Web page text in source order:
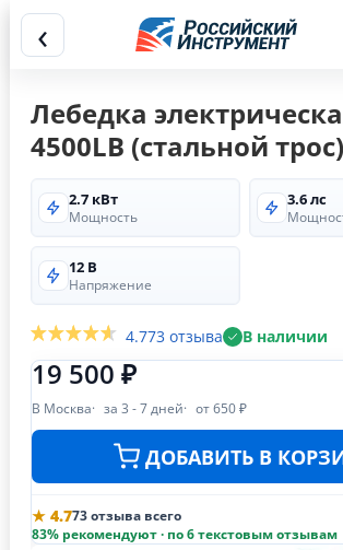
‹
Лебедка
4500LB (стальной трос)
2.7 кВт
Мощность
3.6 лс
12 В
Напряжение
4.773 отзыва В наличии
19 500 ₽
В Москва за 3 - 7 дней от 650 ₽
ДОБАВИТЬ В
★ 4.773 отзыва всего
83% рекомендуют · по 6 текстовым отзывам